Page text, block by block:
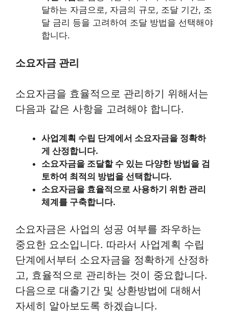
달하는 자금으로, 자금의 규모, 조달 기간, 조
달 금리 등을 고려하여 조달 방법을 선택해야
합니다.
소요자금 관리
소요자금을 효율적으로 관리하기 위해서는
다음과 같은 사항을 고려해야 합니다.
사업계획 수립 단계에서 소요자금을 정확하
게 산정합니다.
소요자금을 조달할 수 있는 다양한 방법을 검
토하여 최적의 방법을 선택합니다.
소요자금을 효율적으로 사용하기 위한 관리
체계를 구축합니다.
소요자금은 사업의 성공 여부를 좌우하는
중요한 요소입니다. 따라서 사업계획 수립
단계에서부터 소요자금을 정확하게 산정하
고, 효율적으로 관리하는 것이 중요합니다.
다음으로 대출기간 및 상환방법에 대해서
자세히 알아보도록 하겠습니다.